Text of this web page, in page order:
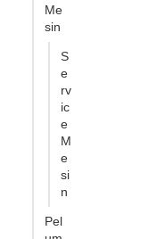
Me
sin
S
e
rv
ic
e
M
e
si
n
Pel